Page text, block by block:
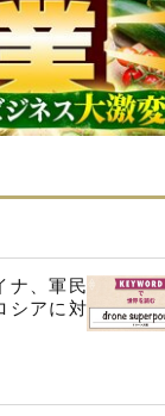
ナ、軍民
シアに対